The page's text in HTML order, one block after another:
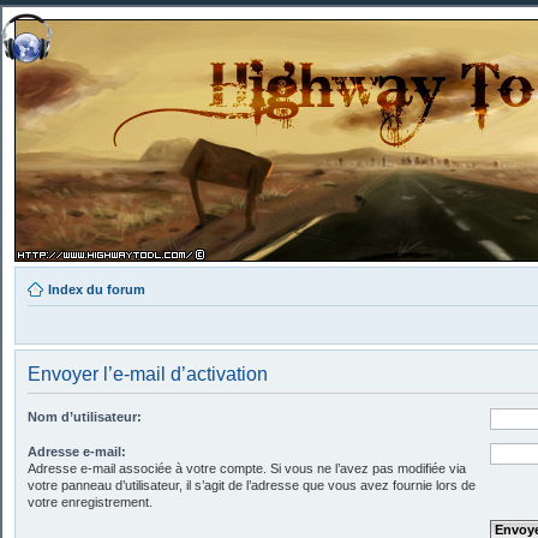
Index du forum
Envoyer l’e-mail d’activation
Nom d’utilisateur:
Adresse e-mail:
Adresse e-mail associée à votre compte. Si vous ne l’avez pas modifiée via
votre panneau d’utilisateur, il s’agit de l’adresse que vous avez fournie lors de
votre enregistrement.